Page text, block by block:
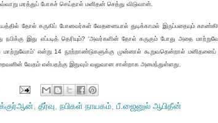
மரத்துப் போகச் செய்தால் மனிதன் செத்து விடுவான்.
தோல் கருகிப் போனவர்கள் வேதனையால் துடிக்காமல் இருப்பதையும்
நபிக்கு இது எப்படித் தெரியும்? 'அவர்களின் தோல் கருகும் போது அதை
என்று 14 நூற்றாண்டுகளுக்கு முன்னால் கூறுவதென்றால்
வேதம் என்பதற்கு இதுவும் வலுவான சான்றாக அமைந்துள்ளது.
, தீர்வு, நபிகள் நாயகம், பீ.ஜைனுல் ஆபிதீன்